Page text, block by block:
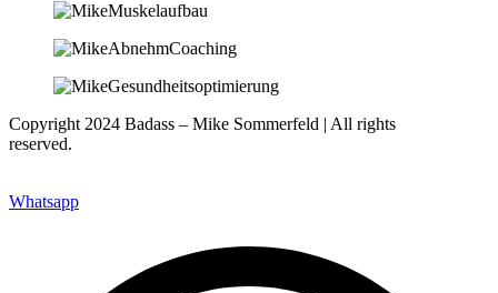
Copyright 2024 Badass – Mike Sommerfeld | All rights
reserved.
Whatsapp